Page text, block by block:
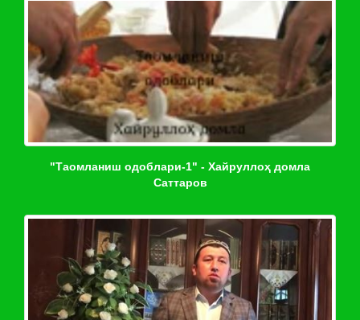
"Таомланиш одоблари-1" - Хайруллоҳ домла
Саттаров